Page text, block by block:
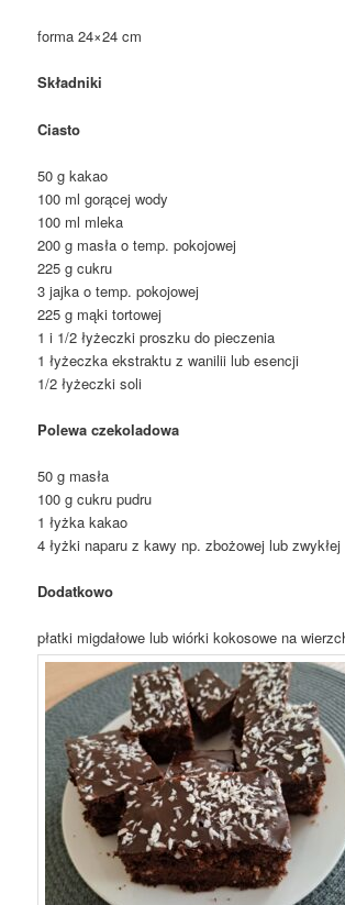
forma 24×24 cm
Składniki
Ciasto
50 g kakao
100 ml gorącej wody
100 ml mleka
200 g masła o temp. pokojowej
225 g cukru
3 jajka o temp. pokojowej
225 g mąki tortowej
1 i 1/2 łyżeczki proszku do pieczenia
1 łyżeczka ekstraktu z wanilii lub esencji
1/2 łyżeczki soli
Polewa czekoladowa
50 g masła
100 g cukru pudru
1 łyżka kakao
4 łyżki naparu z kawy np. zbożowej lub zwykłej
Dodatkowo
płatki migdałowe lub wiórki kokosowe na